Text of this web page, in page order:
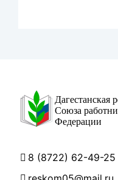
Дагестанская
Союза
Федерации
8 (8722) 62-49-25